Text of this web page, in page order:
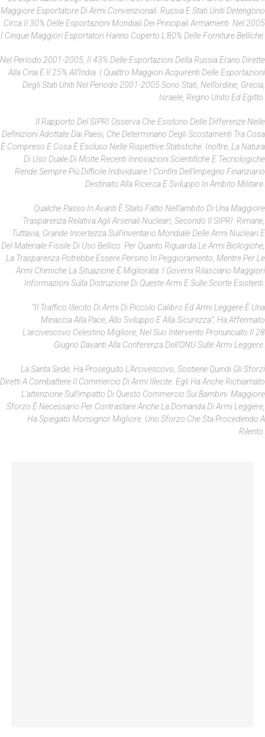
Maggiore Esportatore Di Armi Convenzionali. Russia E Stati Uniti Detengono
Circa Il 30% Delle Esportazioni Mondiali Dei Principali Armamenti. Nel 2005
I Cinque Maggiori Esportatori Hanno Coperto L’80% Delle Forniture Belliche.
Nel Periodo 2001-2005, Il 43% Delle Esportazioni Della Russia Erano Dirette
Alla Cina E Il 25% All’India. I Quattro Maggiori Acquirenti Delle Esportazioni
Degli Stati Uniti Nel Periodo 2001-2005 Sono Stati, Nell’ordine, Grecia,
Israele, Regno Unito Ed Egitto.
Il Rapporto Del SIPRI Osserva Che Esistono Delle Differenze Nelle
Definizioni Adottate Dai Paesi, Che Determinano Degli Scostamenti Tra Cosa
È Compreso E Cosa È Escluso Nelle Rispettive Statistiche. Inoltre, La Natura
Di Uso Duale Di Molte Recenti Innovazioni Scientifiche E Tecnologiche
Rende Sempre Più Difficile Individuare I Confini Dell’impegno Finanziario
Destinato Alla Ricerca E Sviluppo In Ambito Militare.
Qualche Passo In Avanti È Stato Fatto Nell’ambito Di Una Maggiore
Trasparenza Relativa Agli Arsenali Nucleari, Secondo Il SIPRI. Rimane,
Tuttavia, Grande Incertezza Sull’inventario Mondiale Delle Armi Nucleari E
Del Materiale Fissile Di Uso Bellico. Per Quanto Riguarda Le Armi Biologiche,
La Trasparenza Potrebbe Essere Persino In Peggioramento, Mentre Per Le
Armi Chimiche La Situazione È Migliorata: I Governi Rilasciano Maggiori
Informazioni Sulla Distruzione Di Queste Armi E Sulle Scorte Esistenti.
“Il Traffico Illecito Di Armi Di Piccolo Calibro Ed Armi Leggere È Una
Minaccia Alla Pace, Allo Sviluppo E Alla Sicurezza”, Ha Affermato
L’arcivescovo Celestino Migliore, Nel Suo Intervento Pronunciato Il 28
Giugno Davanti Alla Conferenza Dell’ONU Sulle Armi Leggere.
La Santa Sede, Ha Proseguito L’Arcivescovo, Sostiene Quindi Gli Sforzi
Diretti A Combattere Il Commercio Di Armi Illecite. Egli Ha Anche Richiamato
L’attenzione Sull’impatto Di Questo Commercio Sui Bambini. Maggiore
Sforzo È Necessario Per Contrastare Anche La Domanda Di Armi Leggere,
Ha Spiegato Monsignor Migliore. Uno Sforzo Che Sta Procedendo A
Rilento.